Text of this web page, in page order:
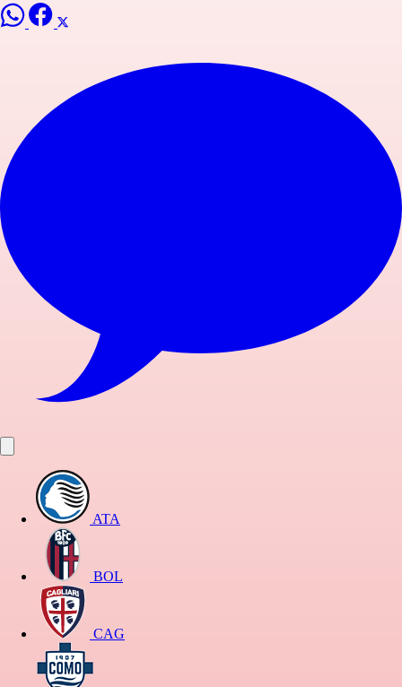
ATA
BOL
CAG